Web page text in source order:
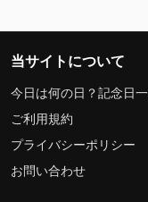
当サイトについて
今日は何の日？記念日
ご利用規約
プライバシーポリシー
お問い合わせ